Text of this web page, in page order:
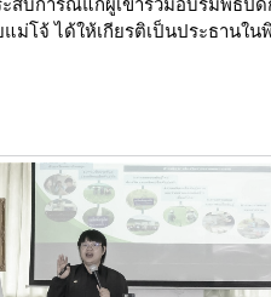
ม่โจ้ ได้ให้เกียรติเป็นประธาน